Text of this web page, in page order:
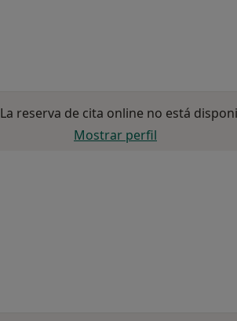
La reserva de cita online no está
Mostrar perfil